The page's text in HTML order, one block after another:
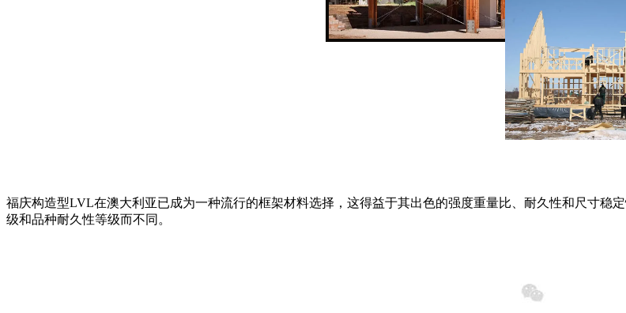
福庆构造型LVL在澳大利亚已成为一种流行的框架材料选择，这得益于其出色的强度重量比、耐久性和尺寸稳
级和品种耐久性等级而不同。